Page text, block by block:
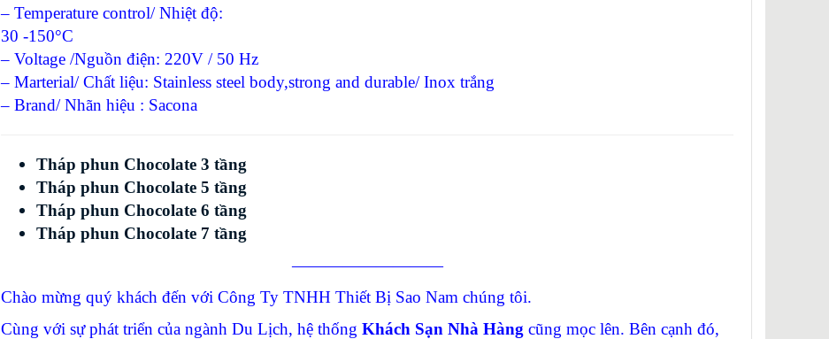
– Temperature control/ Nhiệt độ:
30 -150°C
– Voltage /Nguồn điện: 220V / 50 Hz
– Marterial/ Chất liệu: Stainless steel body,strong and durable/ Inox trắng
– Brand/ Nhãn hiệu : Sacona
Tháp phun Chocolate 3 tầng
Tháp phun Chocolate 5 tầng
Tháp phun Chocolate 6 tầng
Tháp phun Chocolate 7 tầng
—————————
Chào mừng quý khách đến với Công Ty TNHH Thiết Bị Sao Nam chúng tôi.
Cùng với sự phát triển của ngành Du Lịch, hệ thống Khách Sạn Nhà Hàng cũng mọc lên. Bên cạnh đó,